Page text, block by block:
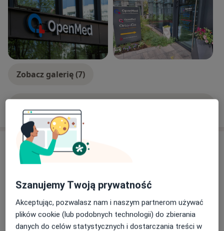
Zobacz galerię (7)
Aktualności
lek. Maciej Ziękiewicz
Neurolog na Woli.
Rozpocząłem przyjmowanie pacjentów w
OpenMed Centrum Medyczne w sercu
Szanujemy Twoją prywatność
Akceptując, pozwalasz nam i naszym partnerom używać
plików cookie (lub podobnych technologii) do zbierania
danych do celów statystycznych i dostarczania treści w